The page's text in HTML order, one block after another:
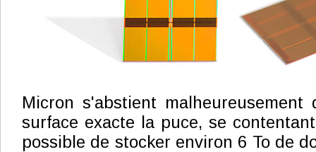
Micron s'abstient malheureusement
surface exacte la puce, se
possible de stocker environ 6 To de